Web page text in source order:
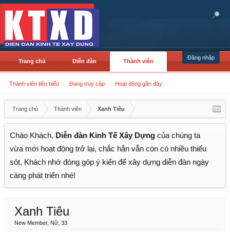
Đăng nhập
Trang chủ Diễn đàn Thành viên
Thành viên tiêu biểu Đang truy cập Hoạt động gần đây
Trang chủ Thành viên Xanh Tiêu
Chào Khách, Diễn đàn Kinh Tế Xây Dựng của chúng ta
vừa mới hoạt động trở lại, chắc hẳn vẫn còn có nhiều thiếu
sót, Khách nhớ đóng góp ý kiến để xây dựng diễn đàn ngày
càng phát triển nhé!
Xanh Tiêu
New Member, Nữ, 33